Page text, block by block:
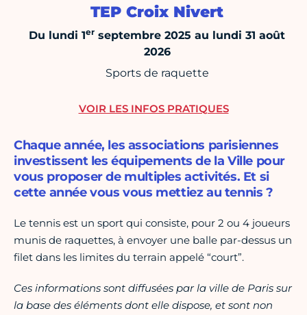
TEP Croix Nivert
Du lundi 1er septembre 2025 au lundi 31 août
2026
Sports de raquette
Chaque année, les associations parisiennes
investissent les équipements de la Ville pour
vous proposer de multiples activités. Et si
cette année vous vous mettiez au tennis ?
Le tennis est un sport qui consiste, pour 2 ou 4 joueurs
munis de raquettes, à envoyer une balle par-dessus un
filet dans les limites du terrain appelé “court”.
Ces informations sont diffusées par la ville de Paris sur
la base des éléments dont elle dispose, et sont non
VOIR LES INFOS PRATIQUES